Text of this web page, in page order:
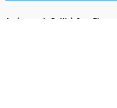
Assistante du Dr Wajsfisz : Florence